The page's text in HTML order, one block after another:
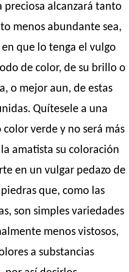
preciosa alcanzará tanto
menos abundante sea,
que lo tenga el vulgo
de color, de su brillo o
o mejor aun, de estas
Quítesele a una
verde y no será más
amatista su coloración
en un vulgar pedazo de
que, como las
son simples variedades
menos vistosos,
a substancias